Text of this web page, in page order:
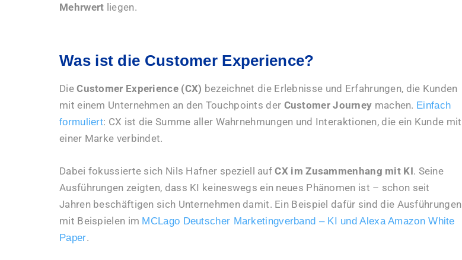
Mehrwert liegen.
Was ist die Customer Experience?
DieCustomer Experience (CX) bezeichnet die Erlebnisse und Erfahrungen, die Kunden
mit einem Unternehmen an den Touchpoints der Customer Journey machen. Einfach
formuliert: CX ist die Summe aller Wahrnehmungen und Interaktionen, die ein Kunde mit
einer Marke verbindet.
Dabei fokussierte sich Nils Hafner speziell aufCX im Zusammenhang mit KI. Seine
Ausführungen zeigten, dass KI keineswegs ein neues Phänomen ist – schon seit
Jahren beschäftigen sich Unternehmen damit. Ein Beispiel dafür sind die Ausführungen
mit Beispielen im MCLago Deutscher Marketingverband – KI und Alexa Amazon White
Paper.